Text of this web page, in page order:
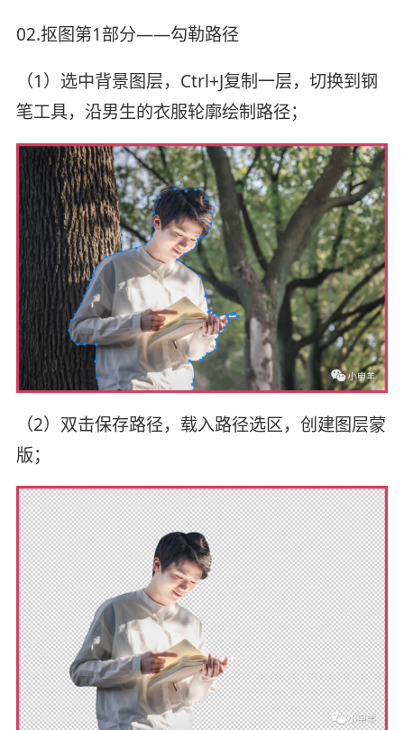
02.抠图第1部分——勾勒路径
（1）选中背景图层，Ctrl+J复制一层，切换到钢
笔工具，沿男生的衣服轮廓绘制路径；
（2）双击保存路径，载入路径选区，创建图层蒙
版；